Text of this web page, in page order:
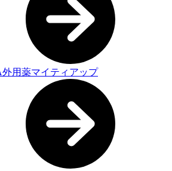
用薬マイティアップ